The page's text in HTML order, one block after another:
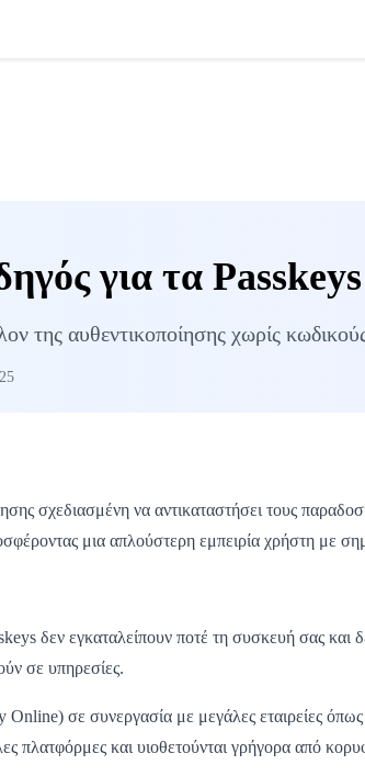
για τα
της αυθεντικοποίησης χωρίς
σχεδιασμένη να αντικαταστήσει τους
μια απλούστερη εμπειρία χρήστη με
δεν εγκαταλείπουν ποτέ τη συσκευή σας
σε υπηρεσίες.
σε συνεργασία με μεγάλες εταιρείες
πλατφόρμες και υιοθετούνται γρήγορα από